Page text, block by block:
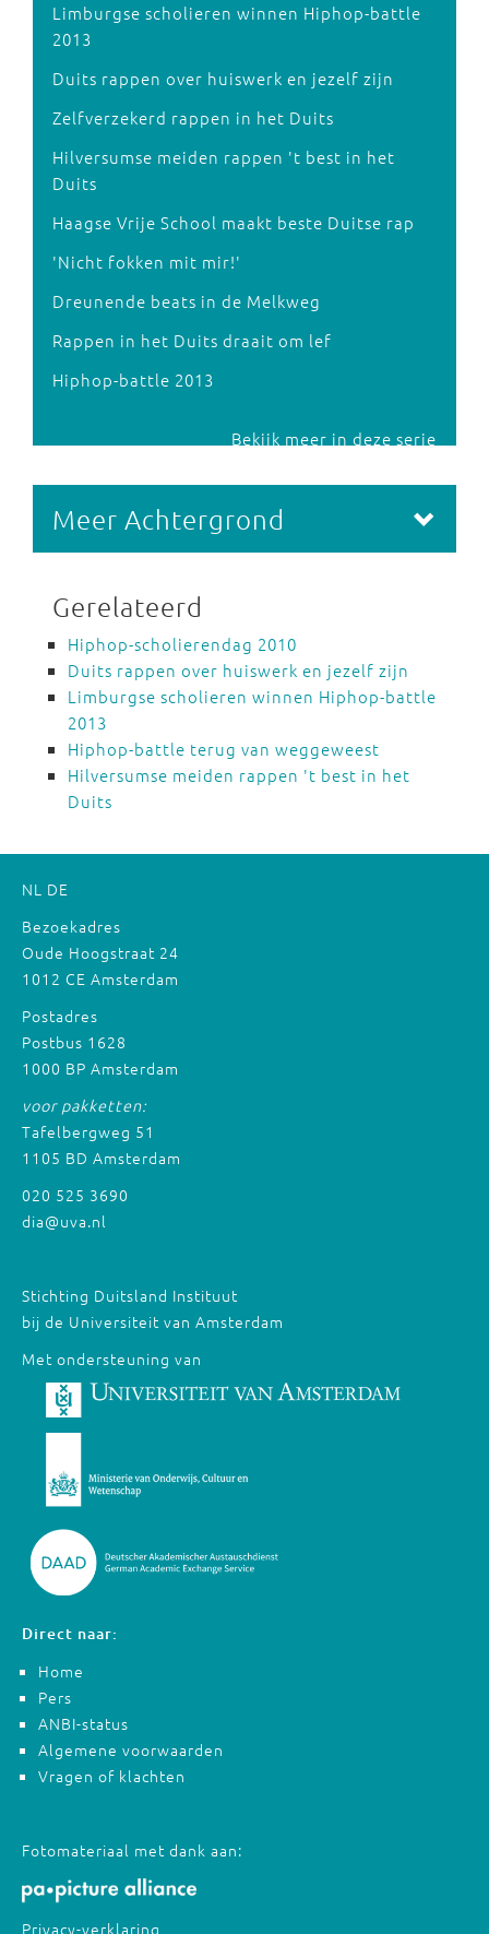
Limburgse scholieren winnen Hiphop-battle
2013
Duits rappen over huiswerk en jezelf zijn
Zelfverzekerd rappen in het Duits
Hilversumse meiden rappen 't best in het
Duits
Haagse Vrije School maakt beste Duitse rap
'Nicht fokken mit mir!'
Dreunende beats in de Melkweg
Rappen in het Duits draait om lef
Hiphop-battle 2013
Bekijk meer in deze serie
Meer Achtergrond
Gerelateerd
Hiphop-scholierendag 2010
Duits rappen over huiswerk en jezelf zijn
Limburgse scholieren winnen Hiphop-battle
2013
Hiphop-battle terug van weggeweest
Hilversumse meiden rappen 't best in het
Duits
NL DE
Bezoekadres
Oude Hoogstraat 24
1012 CE Amsterdam
Postadres
Postbus 1628
1000 BP Amsterdam
voor pakketten:
Tafelbergweg 51
1105 BD Amsterdam
020 525 3690
dia@uva.nl
Stichting Duitsland Instituut
bij de Universiteit van Amsterdam
Met ondersteuning van
Direct naar:
Home
Pers
ANBI-status
Algemene voorwaarden
Vragen of klachten
Fotomateriaal met dank aan:
Privacy-verklaring